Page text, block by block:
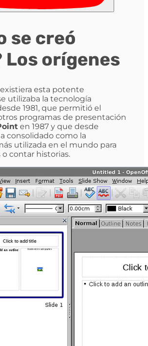
se creó
Los orígenes
esta potente
utilizaba la tecnología
1981, que permitió el
programas de presentación
en 1987 y que desde
consolidado como la
utilizada en el mundo para
contar historias.